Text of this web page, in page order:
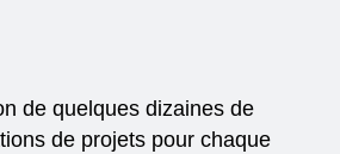
de quelques dizaines de
de projets pour chaque